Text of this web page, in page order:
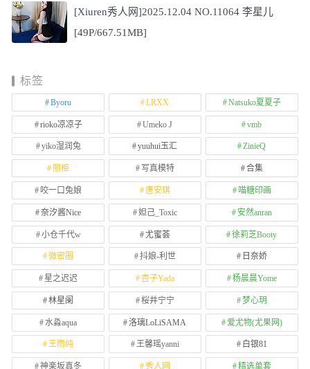
[Xiuren秀人网]2025.12.04 NO.11064 李星儿
[49P/667.51MB]
标签
Byoru LRXX Natsuko夏夏子
rioko凉凉子 Umeko J vmb
yiko湿润兔 yuuhui玉汇 ZinieQ
丽柜 写真模特 合集
咬一口兔娘 唐安琪 喵糖印画
奈汐酱Nice 妲己_Toxic 安然anran
小仓千代w 尤蜜荟 徐莉芝Booty
微密圈 抖娘-利世 日奈娇
星之迟迟 杏子Yada 杨晨晨Yome
林星阑 桜井宁宁 梦心玥
水淼aqua 洛璃LoLiSAMA 爱尤物(尤果网)
王雨纯 王馨瑶yanni 白银81
神楽坂真冬 秀人网 精选单套